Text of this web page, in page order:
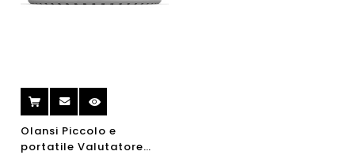
Olansi Piccolo e
portatile Valutatore